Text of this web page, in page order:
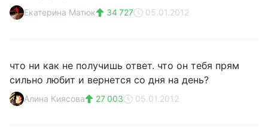
Екатерина Матюк 34 727 05.01.2012
что ни как не получишь ответ. что он тебя прям
сильно любит и вернется со дня на день?
Алина Киясова 27 003 05.01.2012